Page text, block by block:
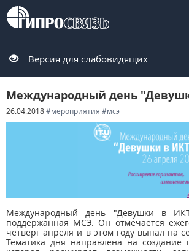
Версия для слабовидящих
Международный день
26.04.2018#мероприятия #мсэ
Международный день "Девушки в
поддержанная МСЭ. Он отмечается
четверг апреля и в этом году выпал на
Тематика дня направлена на создание